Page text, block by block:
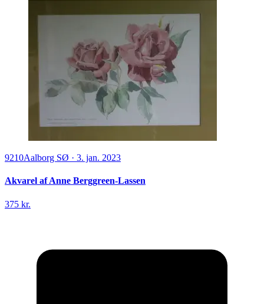
9210Aalborg SØ · 3. jan. 2023
Akvarel af Anne Berggreen-Lassen
375 kr.